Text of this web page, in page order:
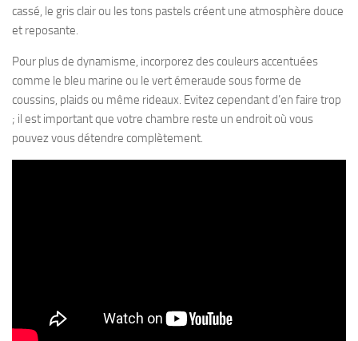
cassé, le gris clair ou les tons pastels créent une atmosphère douce
et reposante.
Pour plus de dynamisme, incorporez des couleurs accentuées
comme le bleu marine ou le vert émeraude sous forme de
coussins, plaids ou même rideaux. Evitez cependant d’en faire trop
; il est important que votre chambre reste un endroit où vous
pouvez vous détendre complètement.